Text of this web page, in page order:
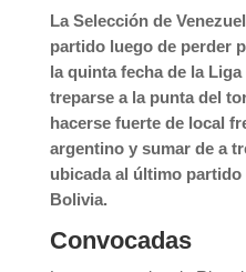
La Selección de
partido luego de perder
la quinta fecha de la
treparse a la punta del
hacerse fuerte de local
argentino y sumar de a
ubicada al último partido
Bolivia.
Convocadas